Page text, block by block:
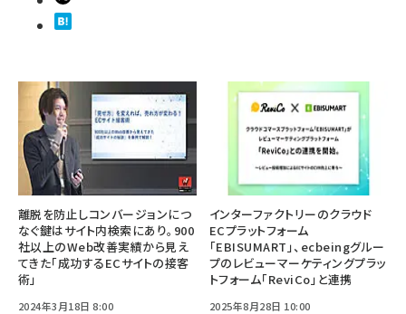
離脱を防止しコンバージョンにつ
なぐ鍵はサイト内検索にあり。900
社以上のWeb改善実績から見え
てきた「成功するECサイトの接客
術」
2024年3月18日 8:00
インターファクトリーのクラウド
ECプラットフォーム
「EBISUMART」、ecbeingグルー
プのレビューマーケティングプラッ
トフォーム「ReviCo」と連携
2025年8月28日 10:00